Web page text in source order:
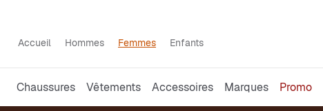
Accueil Hommes Femmes Enfants
Chaussures Vêtements Accessoires Marques Promo